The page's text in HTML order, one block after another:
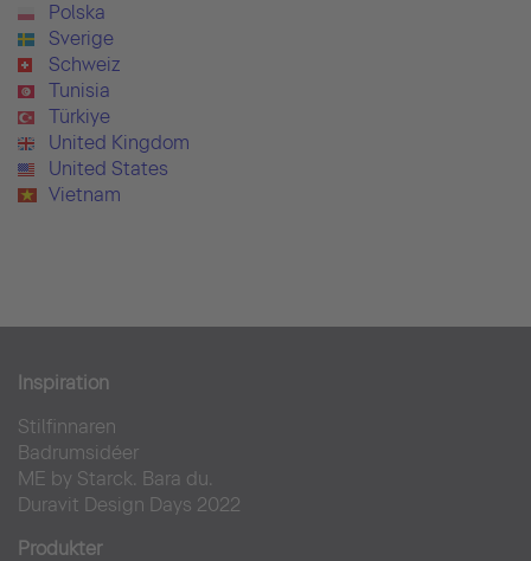
Polska
Sverige
Schweiz
Tunisia
Türkiye
United Kingdom
United States
Vietnam
Inspiration
Stilfinnaren
Badrumsidéer
ME by Starck. Bara du.
Duravit Design Days 2022
Produkter